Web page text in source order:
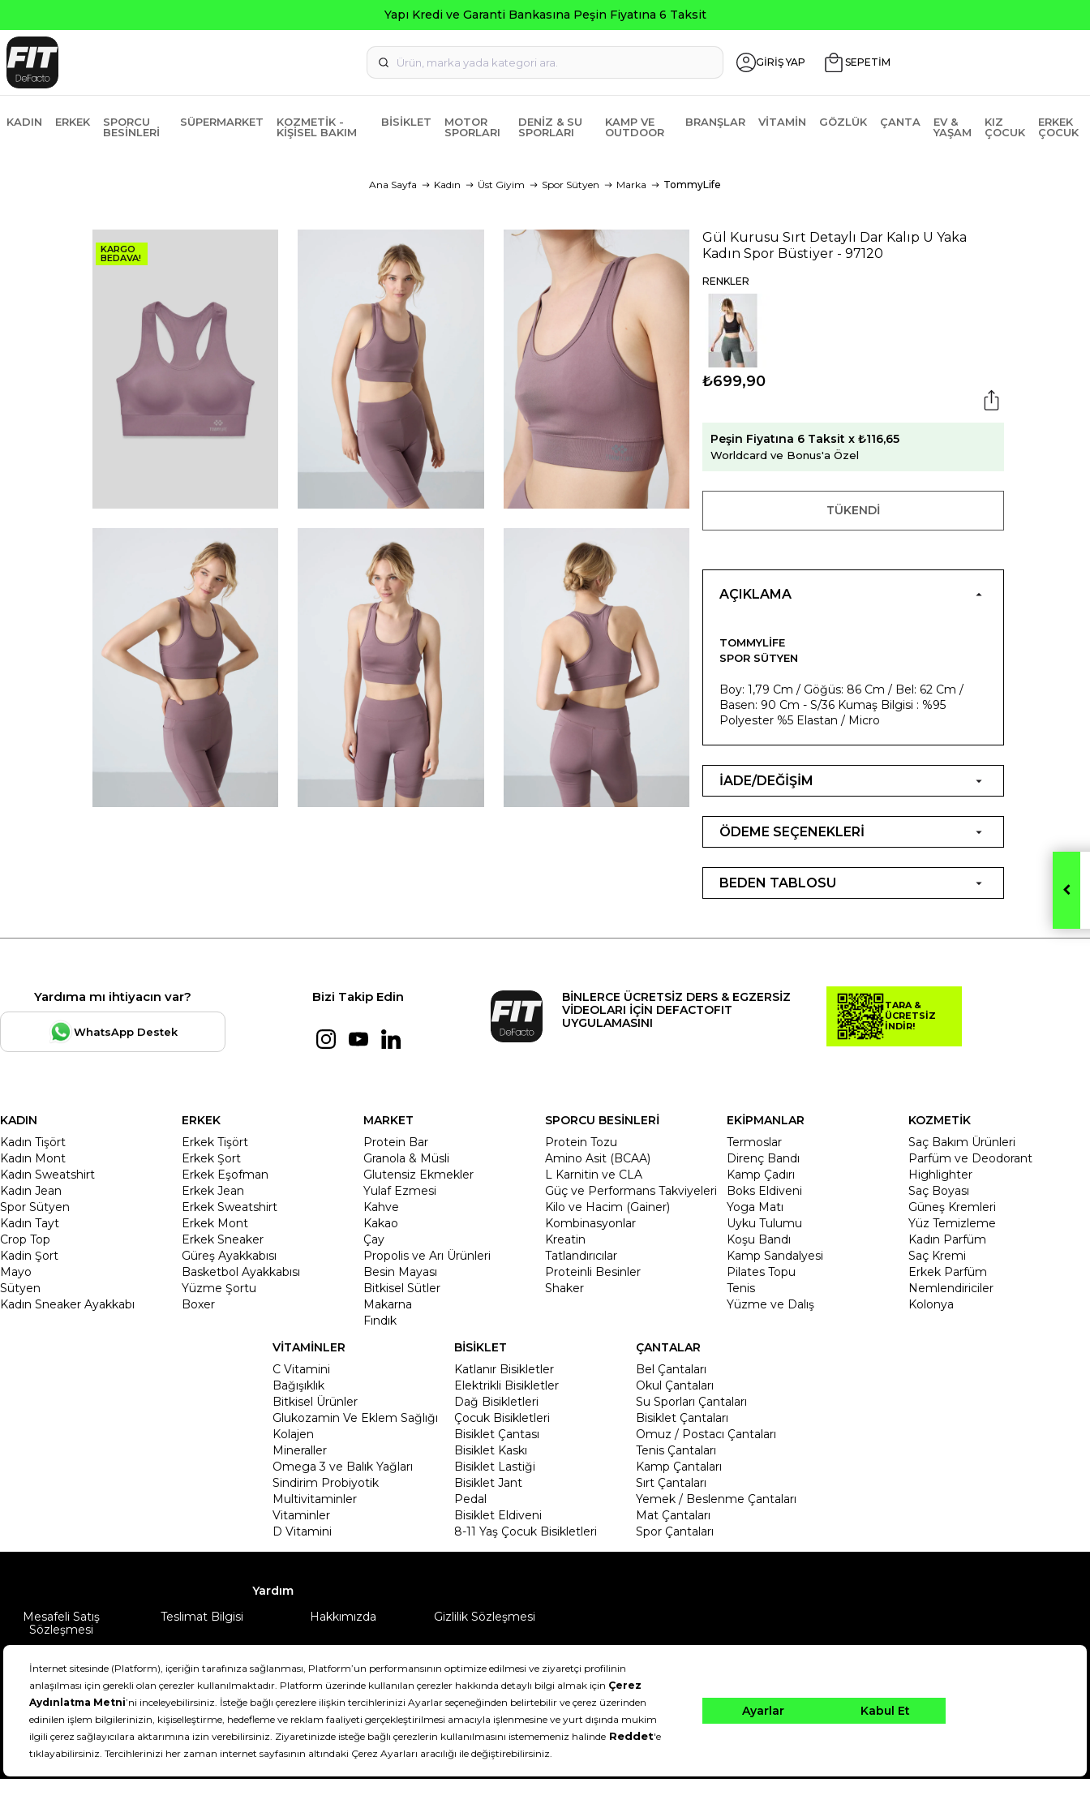
GİRİŞ YAP SEPETİM
KADIN ERKEK
SPORCU
BESINLERI
SÜPERMARKET
KOZMETIK -
KIŞISEL BAKIM
BISIKLET
MOTOR
SPORLARI
DENIZ & SU
SPORLARI
KAMP VE
OUTDOOR
BRANŞLAR VITAMIN GÖZLÜK ÇANTA
EV &
YAŞAM
KIZ
ÇOCUK
ERKEK
ÇOCUK
Ana Sayfa Kadın Üst Giyim Spor Sütyen Marka TommyLife
KARGO
BEDAVA!
Gül Kurusu Sırt Detaylı Dar Kalıp U Yaka
Kadın Spor Büstiyer - 97120
RENKLER
₺699,90
Peşin Fiyatına 6 Taksit x ₺116,65
Worldcard ve Bonus'a Özel
TÜKENDI
AÇIKLAMA
TOMMYLIFE
SPOR SÜTYEN
Boy: 1,79 Cm / Göğüs: 86 Cm / Bel: 62 Cm /
Basen: 90 Cm - S/36 Kumaş Bilgisi : %95
Polyester %5 Elastan / Micro
İADE/DEĞİŞİM
ÖDEME SEÇENEKLERİ
BEDEN TABLOSU
Yardıma mı ihtiyacın var?
WhatsApp Destek
Bizi Takip Edin
BİNLERCE ÜCRETSİZ DERS & EGZERSİZ
VİDEOLARI İÇİN DEFACTOFIT
UYGULAMASINI
TARA &
ÜCRETSİZ
İNDİR!
KADIN
Kadın Tişört
Kadın Mont
Kadın Sweatshirt
Kadın Jean
Spor Sütyen
Kadın Tayt
Crop Top
Kadin Şort
Mayo
Sütyen
Kadın Sneaker Ayakkabı
ERKEK
Erkek Tişört
Erkek Şort
Erkek Eşofman
Erkek Jean
Erkek Sweatshirt
Erkek Mont
Erkek Sneaker
Güreş Ayakkabısı
Basketbol Ayakkabısı
Yüzme Şortu
Boxer
MARKET
Protein Bar
Granola & Müsli
Glutensiz Ekmekler
Yulaf Ezmesi
Kahve
Kakao
Çay
Propolis ve Arı Ürünleri
Besin Mayası
Bitkisel Sütler
Makarna
Fındık
SPORCU BESİNLERİ
Protein Tozu
Amino Asit (BCAA)
L Karnitin ve CLA
Güç ve Performans Takviyeleri
Kilo ve Hacim (Gainer)
Kombinasyonlar
Kreatin
Tatlandırıcılar
Proteinli Besinler
Shaker
EKİPMANLAR
Termoslar
Direnç Bandı
Kamp Çadırı
Boks Eldiveni
Yoga Matı
Uyku Tulumu
Koşu Bandı
Kamp Sandalyesi
Pilates Topu
Tenis
Yüzme ve Dalış
KOZMETİK
Saç Bakım Ürünleri
Parfüm ve Deodorant
Highlighter
Saç Boyası
Güneş Kremleri
Yüz Temizleme
Kadın Parfüm
Saç Kremi
Erkek Parfüm
Nemlendiriciler
Kolonya
VİTAMİNLER
C Vitamini
Bağışıklık
Bitkisel Ürünler
Glukozamin Ve Eklem Sağlığı
Kolajen
Mineraller
Omega 3 ve Balık Yağları
Sindirim Probiyotik
Multivitaminler
Vitaminler
D Vitamini
BİSİKLET
Katlanır Bisikletler
Elektrikli Bisikletler
Dağ Bisikletleri
Çocuk Bisikletleri
Bisiklet Çantası
Bisiklet Kaskı
Bisiklet Lastiği
Bisiklet Jant
Pedal
Bisiklet Eldiveni
8-11 Yaş Çocuk Bisikletleri
ÇANTALAR
Bel Çantaları
Okul Çantaları
Su Sporları Çantaları
Bisiklet Çantaları
Omuz / Postacı Çantaları
Tenis Çantaları
Kamp Çantaları
Sırt Çantaları
Yemek / Beslenme Çantaları
Mat Çantaları
Spor Çantaları
Yardım
Mesafeli Satış
Sözleşmesi
Teslimat Bilgisi Hakkımızda Gizlilik Sözleşmesi
DeFactoFIT ©️ 2022-2026. Tüm hakları saklıdır.